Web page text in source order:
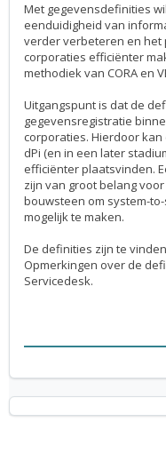
Met gegevensdefinities
eenduidigheid van
verder verbeteren en het
corporaties efficiënter
methodiek van CORA en
Uitgangspunt is dat de
gegevensregistratie
corporaties. Hierdoor
dPi (en in een later
efficiënter plaatsvinden.
zijn van groot belang
bouwsteen om system-
mogelijk te maken.
De definities zijn te
Opmerkingen over de
Servicedesk.